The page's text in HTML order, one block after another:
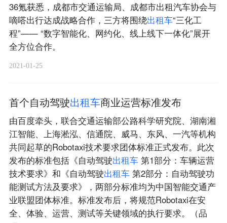
36氪获悉，成都市交通运输局、成都市出租汽车协会与
嘀嗒出行达成战略合作，三方将围绕出租车“三化工
程”—— “数字智能化、网约化、线上线下一体化”展开
全方位合作。
2021-01-25
首个自动驾驶出租车商业运营标准发布
由百度牵头，联合交通运输部公路科学研究院、湖南湘
江智能、上海淞泓、信通院、威马、东风、一汽等机构
共同起草的Robotaxi技术要求团体标准正式发布。此次
发布的标准包括《自动驾驶出租车第1部分：车辆运营
技术要求》和《自动驾驶出租车第2部分：自动驾驶功
能测试方法及要求》，两部分标准均为中国智能交通产
业联盟团体标准。标准发布后，将规范Robotaxi在安
全、体验、运营、测试等关键领域的执行要求。（品